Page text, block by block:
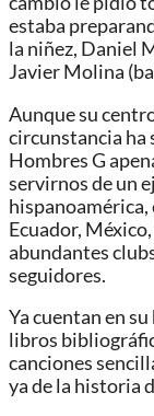
estaba
la niñez, Daniel
Javier Molina
Aunque su
circunstancia ha
Hombres G
servirnos de un
hispanoamérica,
Ecuador,
abundantes
seguidores.
Ya cuentan en
libros
canciones
ya de la historia